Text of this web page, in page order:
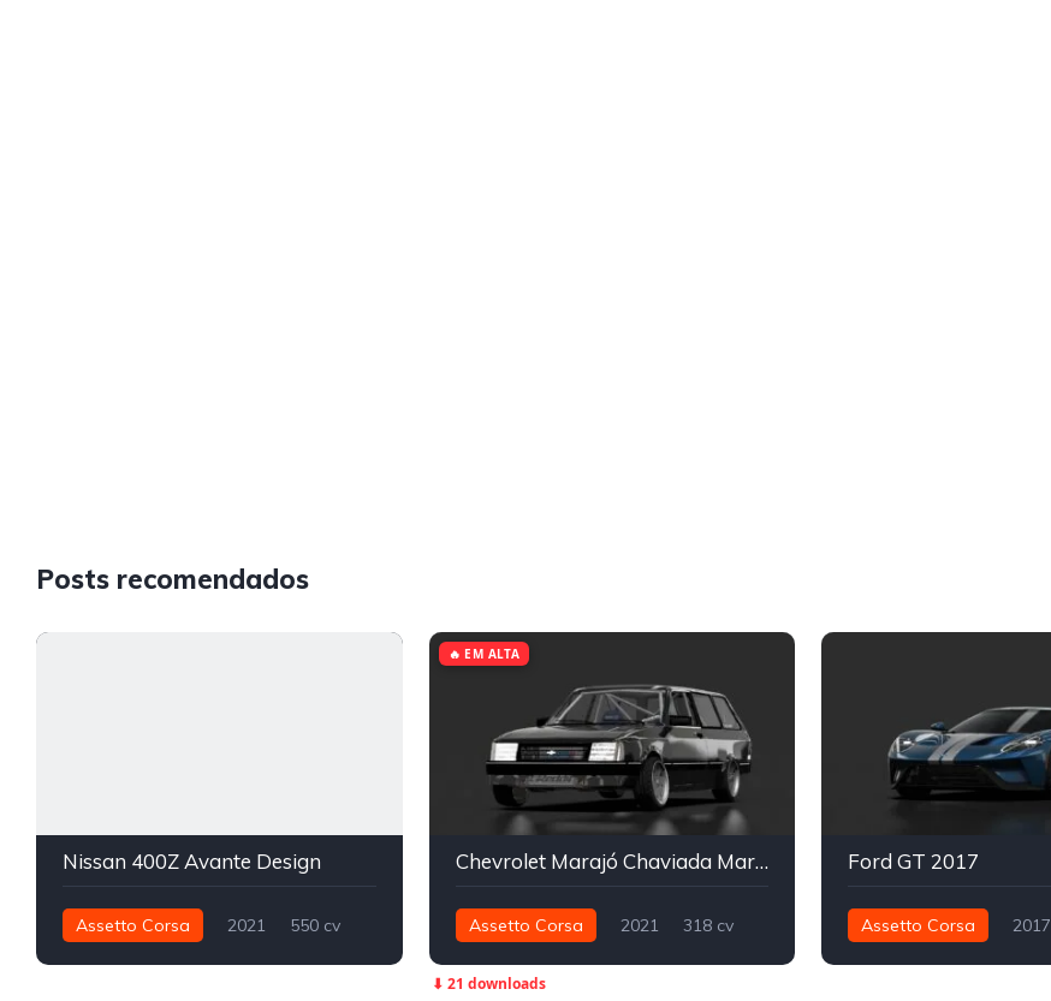
Posts recomendados
Nissan 400Z Avante Design
Assetto Corsa 2021
550 cv
Chevrolet Marajó Chaviada Marginal
Assetto Corsa 2021
318 cv
🔥 EM ALTA
⬇ 21 downloads
Ford GT 2017
Assetto Corsa 2017